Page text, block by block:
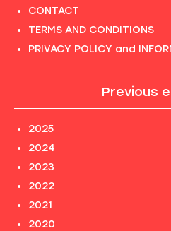
CONTACT
TERMS AND CONDITIONS
PRIVACY POLICY and
Previous
2025
2024
2023
2022
2021
2020